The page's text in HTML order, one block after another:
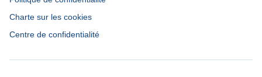
Charte sur les cookies
Centre de confidentialité